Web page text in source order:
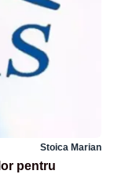
Stoica Marian
pentru